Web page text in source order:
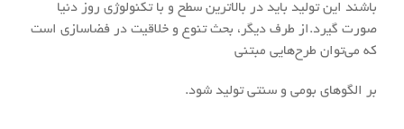
باشند این تولید باید در بالاترین سطح و با تکنولوژی روز دنیا
صورت گیرد.از طرف دیگر، بحث تنوع و خلاقیت در فضا‌سازی است
که می‌توان طرح‌هایی مبتنی
بر الگوهای بومی و سنتی تولید شود.